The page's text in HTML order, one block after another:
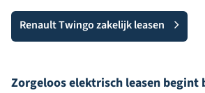
Renault Twingo zakelijk leasen
Zorgeloos elektrisch leasen begint